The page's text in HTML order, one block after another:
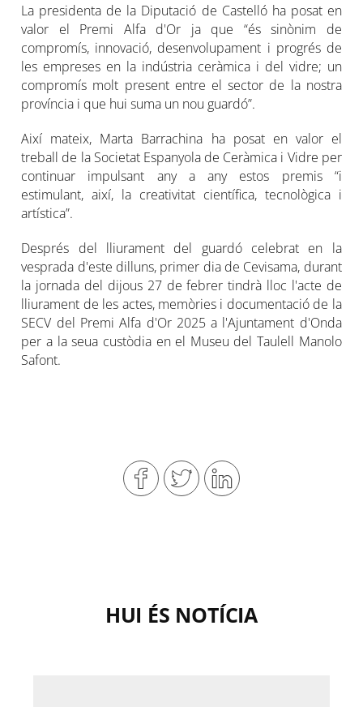
La presidenta de la Diputació de Castelló ha posat en
valor el Premi Alfa d'Or ja que “és sinònim de
compromís, innovació, desenvolupament i progrés de
les empreses en la indústria ceràmica i del vidre; un
compromís molt present entre el sector de la nostra
província i que hui suma un nou guardó”.
Així mateix, Marta Barrachina ha posat en valor el
treball de la Societat Espanyola de Ceràmica i Vidre per
continuar impulsant any a any estos premis “i
estimulant, així, la creativitat científica, tecnològica i
artística”.
Després del lliurament del guardó celebrat en la
vesprada d'este dilluns, primer dia de Cevisama, durant
la jornada del dijous 27 de febrer tindrà lloc l'acte de
lliurament de les actes, memòries i documentació de la
SECV del Premi Alfa d'Or 2025 a l'Ajuntament d'Onda
per a la seua custòdia en el Museu del Taulell Manolo
Safont.
HUI ÉS NOTÍCIA